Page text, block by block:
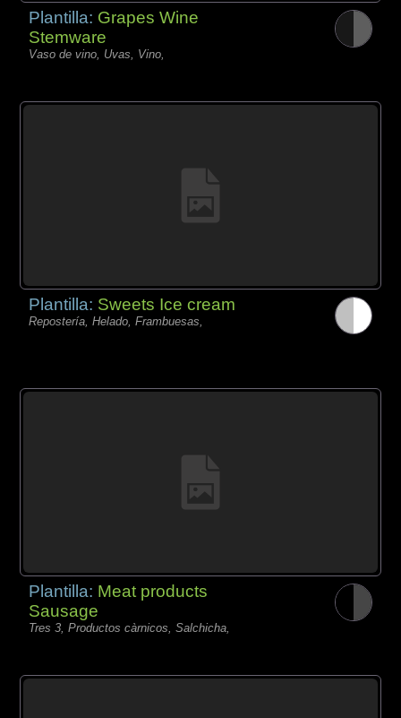
Plantilla: Grapes Wine
Stemware
Vaso de vino, Uvas, Vino,
Plantilla: Sweets Ice cream
Repostería, Helado, Frambuesas,
Plantilla: Meat products
Sausage
Tres 3, Productos càrnicos, Salchicha,